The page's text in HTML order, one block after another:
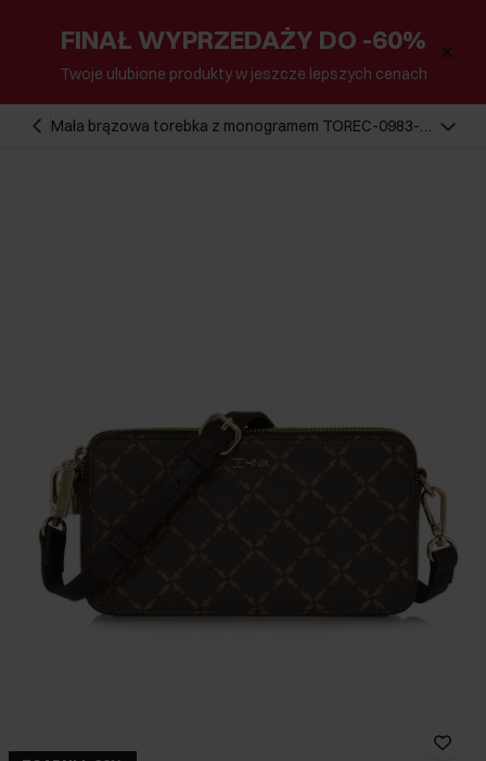
FINAŁ WYPRZEDAŻY DO -60%
Twoje ulubione produkty w jeszcze lepszych cenach
Mała brązowa torebka z monogramem TOREC-0983-